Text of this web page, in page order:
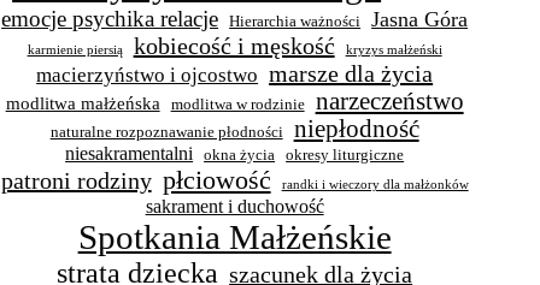
emocje psychika relacje Hierarchia ważności Jasna Góra
karmienie piersią kobiecość i męskość kryzys małżeński
macierzyństwo i ojcostwo marsze dla życia
modlitwa małżeńska modlitwa w rodzinie narzeczeństwo
naturalne rozpoznawanie płodności niepłodność
niesakramentalni okna życia okresy liturgiczne
patroni rodziny płciowość randki i wieczory dla małżonków
sakrament i duchowość
Spotkania Małżeńskie
strata dziecka szacunek dla życia